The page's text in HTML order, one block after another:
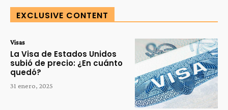
EXCLUSIVE CONTENT
Visas
La Visa de Estados Unidos
subió de precio: ¿En cuánto
quedó?
31 enero, 2025